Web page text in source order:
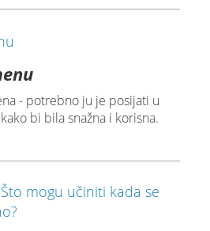
- potrebno ju je posijati u
bi bila snažna i korisna.